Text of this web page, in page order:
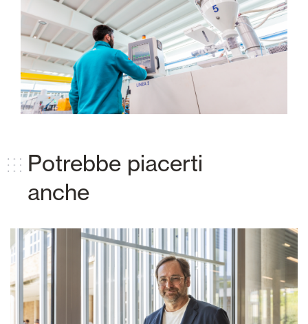
Potrebbe piacerti
anche